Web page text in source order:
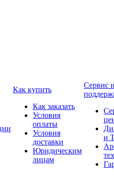
Как купить
Как заказать
Условия
оплаты
Условия
доставки
Юридическим
лицам
Сервис
и